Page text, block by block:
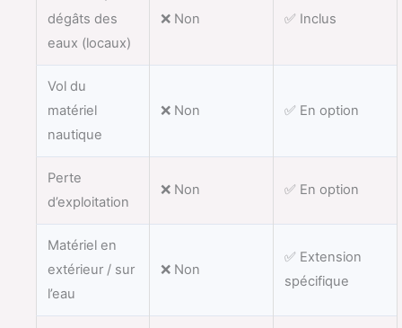
dégâts des
eaux (locaux)
❌ Non ✅ Inclus
Vol du
matériel
nautique
❌ Non ✅ En option
Perte
d’exploitation
❌ Non ✅ En option
Matériel en
extérieur / sur
l’eau
❌ Non
✅ Extension
spécifique